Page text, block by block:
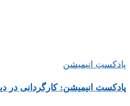
پادکستِ انیمیشن
پادکست انیمیشن: کارگردانی